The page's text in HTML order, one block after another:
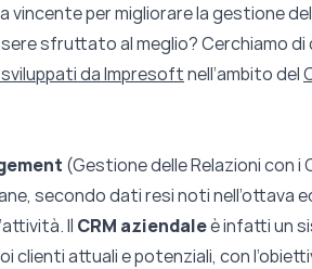
vincente per migliorare la gestione
sfruttato al meglio? Cerchiamo di
sviluppati da Impresoftnell’ambito del
(Gestione delle Relazioni con i
secondo dati resi noti nell’ottava
Il CRM aziendaleè infatti un
attuali e potenziali, con